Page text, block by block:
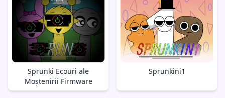
Sprunki Ecouri ale
Moștenirii Firmware
Sprunkini1